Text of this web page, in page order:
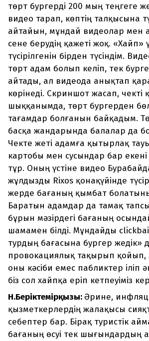
төрт бургерді 200 мың теңгеге
видео тарап, көптің талқысына
айтайын, мұндай видеолар мен
сене берудің қажеті жоқ. «Хайп»
түсірілгенін бірден түсіндім.
төрт адам болып келіп, тек
айтады, ал видеода анықтап
көрінеді. Скриншот жасап, чекті
шыққанымда, төрт бургерден
тағамдар болғанын байқадым.
басқа жандарында балалар да
Чекте жеті адамға қытырлақ
картобы мен сусындар бар екені
тұр. Оның үстіне видео
жұлдызды Rixos қонақүйінде
жерде бағаның қымбат болатыны
Баратын адамдар да тамақ
бұрын мәзірдегі бағаның
шамамен білді. Мұндайды
турдың бағасына бургер жедік»
провокациялық тақырып қойып,
оны кәсіби емес пабликтер іліп
біз сол хайпқа еріп кетпеуіміз
Н.Беріктемірқызы:Әрине,
қызметкерлердің жалақысы
себептер бар. Бірақ туристік
бағаның өсуі тек шығындардың